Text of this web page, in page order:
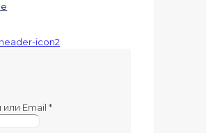
или Email*